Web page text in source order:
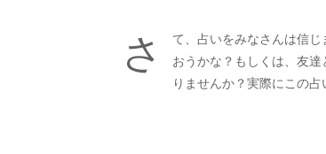
さ
て、占いをみなさんは信
おうかな？もしくは、友
りませんか？実際にこの占